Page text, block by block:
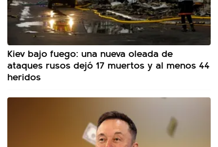
Kiev bajo fuego: una nueva oleada de
ataques rusos dejó 17 muertos y al menos 44
heridos